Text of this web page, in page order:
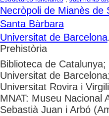
Necròpoli de Mianès de
Santa Bàrbara
Universitat de Barcelona
Prehistòria
Biblioteca de
Universitat de
Universitat Rovira i
MNAT: Museu Nacional
Sebastià Juan i Arbó